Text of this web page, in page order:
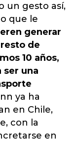
un gesto así,
que le
generar
de
10 años,
ser una
ya ha
en Chile,
con la
en